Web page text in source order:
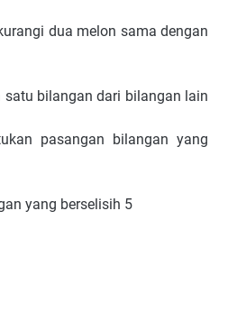
dua melon sama dengan
bilangan dari bilangan lain
bilangan yang
berselisih 5